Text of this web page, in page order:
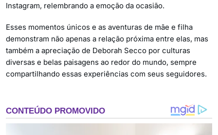
Instagram, relembrando a emoção da ocasião.
Esses momentos únicos e as aventuras de mãe e filha
demonstram não apenas a relação próxima entre elas, mas
também a apreciação de Deborah Secco por culturas
diversas e belas paisagens ao redor do mundo, sempre
compartilhando essas experiências com seus seguidores.